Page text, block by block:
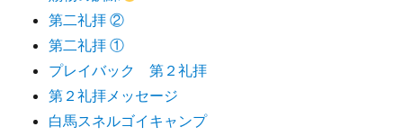
第二礼拝 ②
第二礼拝 ①
プレイバック 第２礼拝
第２礼拝メッセージ
白馬スネルゴイキャンプ